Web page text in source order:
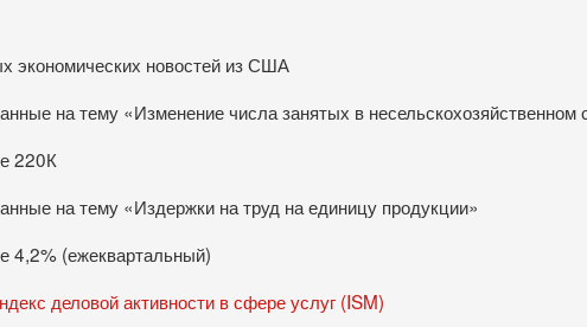
экономических новостей из США
на тему «Изменение числа занятых в несельскохозяйственном
220К
на тему «Издержки на труд на единицу продукции»
4,2% (ежеквартальный)
деловой активности в сфере услуг (ISM)